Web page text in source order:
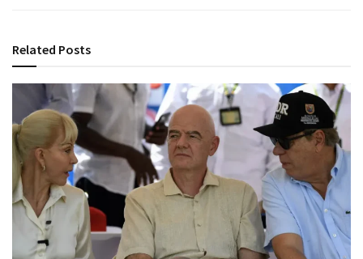
Related Posts